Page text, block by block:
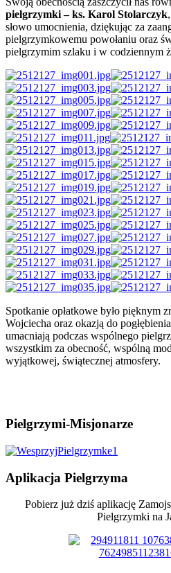
pielgrzymki – ks. Karol Stolarczyk
słowo umocnienia, dziękując za
pielgrzymkowemu powołaniu oraz
pielgrzymim szlaku i w codziennym
Spotkanie opłatkowe było pięknym
Wojciecha oraz okazją do
umacniają podczas wspólnego
wszystkim za obecność, wspólną
wyjątkowej, świątecznej atmosfery.
Pielgrzymi-Misjonarze
Aplikacja Pielgrzyma
Pobierz już dziś aplikację
Pielgrzymki na